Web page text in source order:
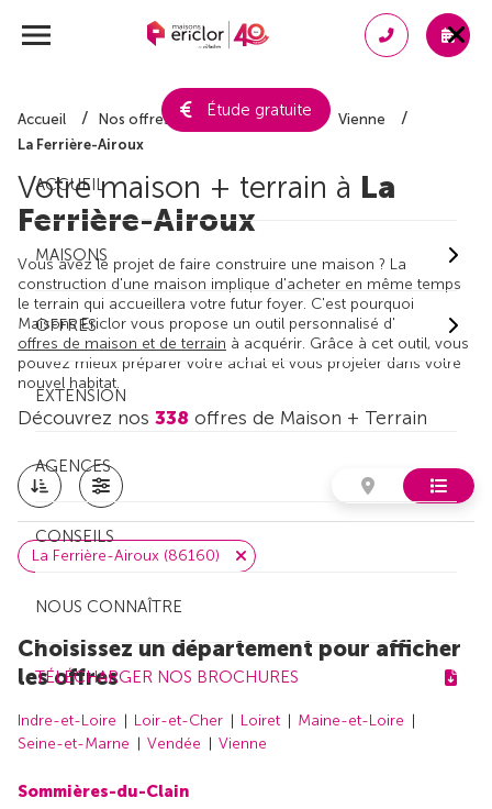
Étude gratuite
ACCUEIL
MAISONS
OFFRES
EXTENSION
AGENCES
CONSEILS
NOUS CONNAÎTRE
TÉLÉCHARGER NOS BROCHURES
Accueil Nos offres de maison + terrain
Vienne
La Ferrière-Airoux
Votre maison + terrain à La
Ferrière-Airoux
Vous avez le projet de faire construire une maison ? La
construction d'une maison implique d'acheter en même temps
le terrain qui accueillera votre futur foyer. C'est pourquoi
Maisons Ericlor vous propose un outil personnalisé d'
offres de maison et de terrain à acquérir. Grâce à cet outil, vous
pouvez mieux préparer votre achat et vous projeter dans votre
nouvel habitat.
Découvrez nos 338 offres de Maison + Terrain
La Ferrière-Airoux (86160)
Choisissez un département pour afficher
les offres
Indre-et-Loire Loir-et-Cher Loiret
Maine-et-Loire
Seine-et-Marne
Vendée Vienne
Sommières-du-Clain